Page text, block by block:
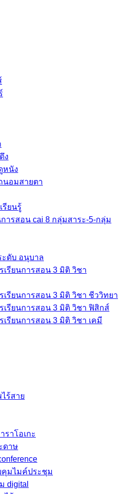
ง
หนัง
นอมสายตา
รียนรู้
ารสอน cai 8 กลุ่มสาระ-5-กลุ่ม
ะดับ อนุบาล
รียนการสอน 3 มิติ วิชา
รียนการสอน 3 มิติ วิชา ชีววิทยา
เรียนการสอน 3 มิติ วิชา ฟิสิกส์
รียนการสอน 3 มิติ วิชา เคมี
ร้สาย
ราโอเกะ
ดาษ
คุมไมค์ประชุม
digital